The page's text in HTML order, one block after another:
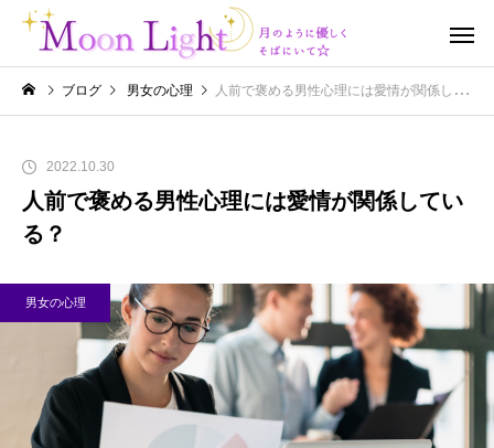
ブログ 男女の心理 人前で褒める男性心理には愛情が関係している？
2022.10.30
人前で褒める男性心理には愛情が関係してい
る？
男女の心理